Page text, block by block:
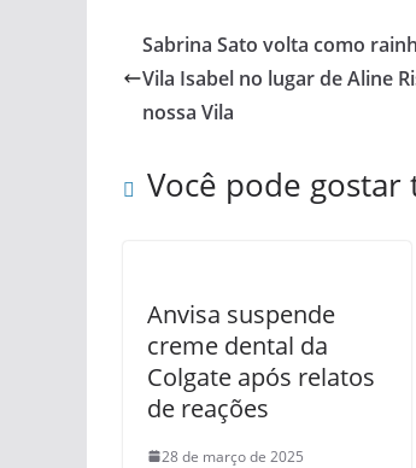
Sabrina Sato volta como
Vila Isabel no lugar de Aline
nossa Vila
Você pode gostar
Anvisa suspende
creme dental da
Colgate após relatos
de reações
28 de março de 2025